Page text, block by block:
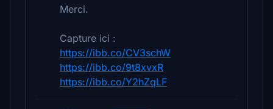
Merci.
Capture ici :
https://ibb.co/CV3schW
https://ibb.co/9t8xvxR
https://ibb.co/Y2hZqLF